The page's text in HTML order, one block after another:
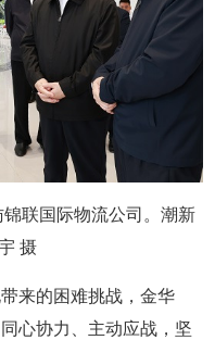
联国际物流公司。潮新
摄
来的困难挑战，金华
心协力、主动应战，坚